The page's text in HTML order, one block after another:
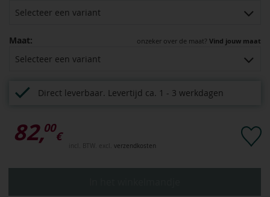
Selecteer een variant
Maat: onzeker over de maat? Vind jouw maat
Selecteer een variant
Direct leverbaar. Levertijd ca. 1 - 3 werkdagen
82,00
€
incl. BTW. excl. verzendkosten